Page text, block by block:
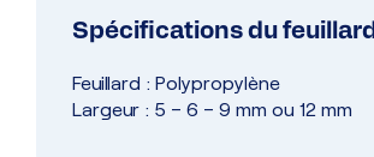
Spécifications du feuillard
Feuillard : Polypropylène
Largeur : 5 – 6 – 9 mm ou 12 mm